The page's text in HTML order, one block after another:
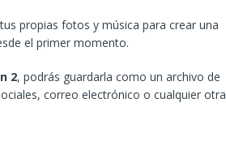
propias fotos y música para crear una
el primer momento.
2, podrás guardarla como un archivo de
correo electrónico o cualquier otra